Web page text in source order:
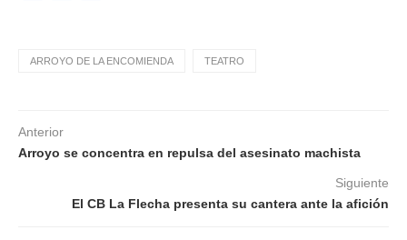
ARROYO DE LA ENCOMIENDA TEATRO
Anterior
Arroyo se concentra en repulsa del asesinato machista
Siguiente
El CB La Flecha presenta su cantera ante la afición